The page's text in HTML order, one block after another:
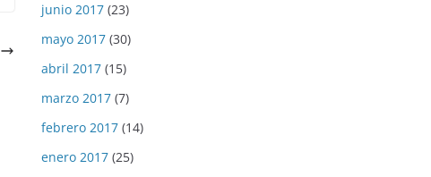
junio 2017 (23)
mayo 2017 (30)
abril 2017 (15)
marzo 2017 (7)
febrero 2017 (14)
enero 2017 (25)